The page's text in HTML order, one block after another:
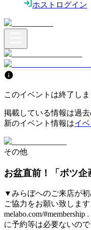
ホストログイン
このイベントは終了しま
掲載している情報は過
新のイベント情報はイ
その他
お盆直前！「ボツ企
▼みらぼへのご来店が
ご協力をお願い致します
melabo.com/
に予約等は必要ないの